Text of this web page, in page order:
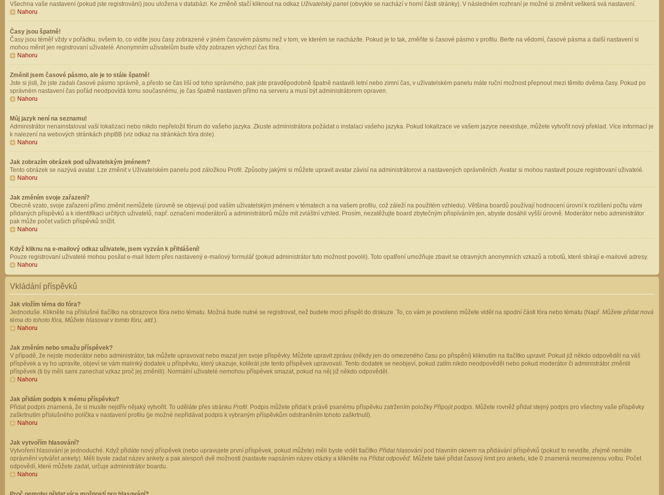
Všechna vaše nastavení (pokud jste registrováni) jsou uložena v databázi. Ke změně stačí kliknout na odkaz Uživatelský panel (obvykle se nachází v horní části stránky). V následném rozhraní je možné si změnit veškerá svá nastavení.
Nahoru
Časy jsou špatně!
Časy jsou téměř vždy v pořádku, ovšem to, co vidíte jsou časy zobrazené v jiném časovém pásmu než v tom, ve kterém se nacházíte. Pokud je to tak, změňte si časové pásmo v profilu. Berte na vědomí, časové pásma a další nastavení si
mohou měnit jen registrovaní uživatelé. Anonymním uživatelům bude vždy zobrazen výchozí čas fóra.
Nahoru
Změnil jsem časové pásmo, ale je to stále špatně!
Jste si jisti, že jste zadali časové pásmo správně, a přesto se čas liší od toho správného, pak jste pravděpodobně špatně nastavili letní nebo zimní čas, v uživatelském panelu máte ruční možnost přepnout mezi těmito dvěma časy. Pokud po
správném nastavení čas pořád neodpovídá tomu současnému, je čas špatně nastaven přímo na serveru a musí být administrátorem opraven.
Nahoru
Můj jazyk není na seznamu!
Administrátor nenainstaloval vaši lokalizaci nebo nikdo nepřeložil fórum do vašeho jazyka. Zkuste administrátora požádat o instalaci vašeho jazyka. Pokud lokalizace ve vašem jazyce neexistuje, můžete vytvořit nový překlad. Více informací je
k nalezení na webových stránkách phpBB (viz odkaz na stránkách fóra dole).
Nahoru
Jak zobrazím obrázek pod uživatelským jménem?
Tento obrázek se nazývá avatar. Lze změnit v Uživatelském panelu pod záložkou Profil. Způsoby jakými si můžete upravit avatar závisí na administrátorovi a nastavených oprávněních. Avatar si mohou nastavit pouze registrovaní uživatelé.
Nahoru
Jak změním svoje zařazení?
Obecně vzato, svoje zařazení přímo změnit nemůžete (úrovně se objevují pod vaším uživatelským jménem v tématech a na vašem profilu, což záleží na použitém vzhledu). Většina boardů používají hodnocení úrovní k rozlišení počtu vámi
přidaných příspěvků a k identifikaci určitých uživatelů, např. označení moderátorů a administrátorů může mít zvláštní vzhled. Prosím, nezatěžujte board zbytečným přispíváním jen, abyste dosáhli vyšší úrovně. Moderátor nebo administrátor
pak může počet vašich příspěvků snížit.
Nahoru
Když kliknu na e-mailový odkaz uživatele, jsem vyzván k přihlášení!
Pouze registrovaní uživatelé mohou posílat e-mail lidem přes nastavený e-mailový formulář (pokud administrátor tuto možnost povolil). Toto opatření umožňuje zbavit se otravných anonymních vzkazů a robotů, které sbírají e-mailové adresy.
Nahoru
Vkládání příspěvků
Jak vložím téma do fóra?
Jednoduše. Klikněte na příslušné tlačítko na obrazovce fóra nebo tématu. Možná bude nutné se registrovat, než budete moci přispět do diskuze. To, co vám je povoleno můžete vidět na spodní části fóra nebo tématu (Např. Můžete přidat nová
téma do tohoto fóra, Můžete hlasovat v tomto fóru, atd.).
Nahoru
Jak změním nebo smažu příspěvek?
V případě, že nejste moderátor nebo administrátor, tak můžete upravovat nebo mazat jen svoje příspěvky. Můžete upravit zprávu (někdy jen do omezeného času po přispění) kliknutím na tlačítko upravit. Pokud již někdo odpověděl na váš
příspěvek a vy ho upravíte, objeví se vám malinký dodatek u příspěvku, který ukazuje, kolikrát jste tento příspěvek upravovali. Tento dodatek se neobjeví, pokud zatím nikdo neodpověděl nebo pokud moderátor či administrátor změnili
příspěvek (ti by měli sami zanechat vzkaz proč jej změnili). Normální uživatelé nemohou příspěvek smazat, pokud na něj již někdo odpověděl.
Nahoru
Jak přidám podpis k mému příspěvku?
Přidat podpis znamená, že si musíte nejdřív nějaký vytvořit. To uděláte přes stránku Profil. Podpis můžete přidat k právě psanému příspěvku zatržením položky Připojit podpis. Můžete rovněž přidat stejný podpis pro všechny vaše příspěvky
zaškrtnutím příslušného políčka v nastavení profilu (je možné nepřidávat podpis k vybraným příspěvkům odstraněním tohoto zaškrtnutí).
Nahoru
Jak vytvořím hlasování?
Vytvoření hlasování je jednoduché. Když přidáte nový příspěvek (nebo upravujete první příspěvek, pokud můžete) měli byste vidět tlačítko Přidat hlasování pod hlavním oknem na přidávání příspěvků (pokud to nevidíte, zřejmě nemáte
oprávnění vytvářet ankety). Měli byste zadat název ankety a pak alespoň dvě možnosti (nastavte napsáním název otázky a klikněte na Přidat odpověď. Můžete také přidat časový limit pro anketu, kde 0 znamená neomezenou volbu. Počet
odpovědí, které můžete zadat, určuje administrátor boardu.
Nahoru